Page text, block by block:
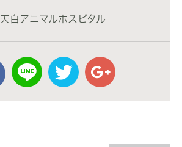
天白アニマルホスピタル